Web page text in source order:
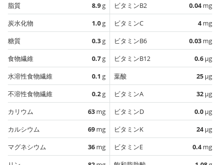
脂質
8.9g
炭水化物
1.0g
糖質
0.3g
食物繊維
0.7g
水溶性食物繊維
0.1 g
不溶性食物繊維
0.2g
カリウム
63 mg
カルシウム
69 mg
マグネシウム
36 mg
ビタミンB2
0.04mg
ビタミンC
4mg
ビタミンB6
0.03 mg
ビタミンB12
0.6 µg
葉酸
25 µg
ビタミンA
32 µg
ビタミンD
0.0 µg
ビタミンK
24µg
ビタミンE
0.4mg